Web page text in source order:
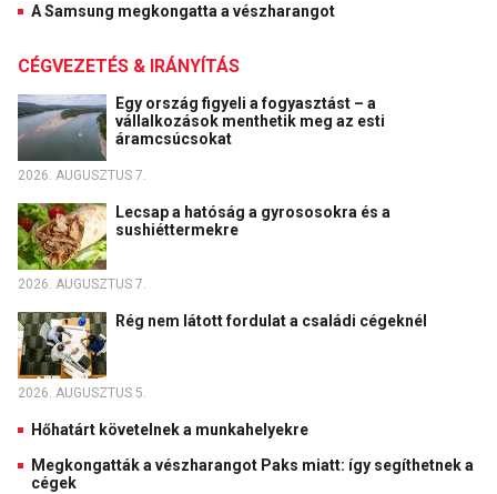
A Samsung megkongatta a vészharangot
CÉGVEZETÉS & IRÁNYÍTÁS
Egy ország figyeli a fogyasztást – a
vállalkozások menthetik meg az esti
áramcsúcsokat
2026. AUGUSZTUS 7.
Lecsap a hatóság a gyrososokra és a
sushiéttermekre
2026. AUGUSZTUS 7.
Rég nem látott fordulat a családi cégeknél
2026. AUGUSZTUS 5.
Hőhatárt követelnek a munkahelyekre
Megkongatták a vészharangot Paks miatt: így segíthetnek a
cégek